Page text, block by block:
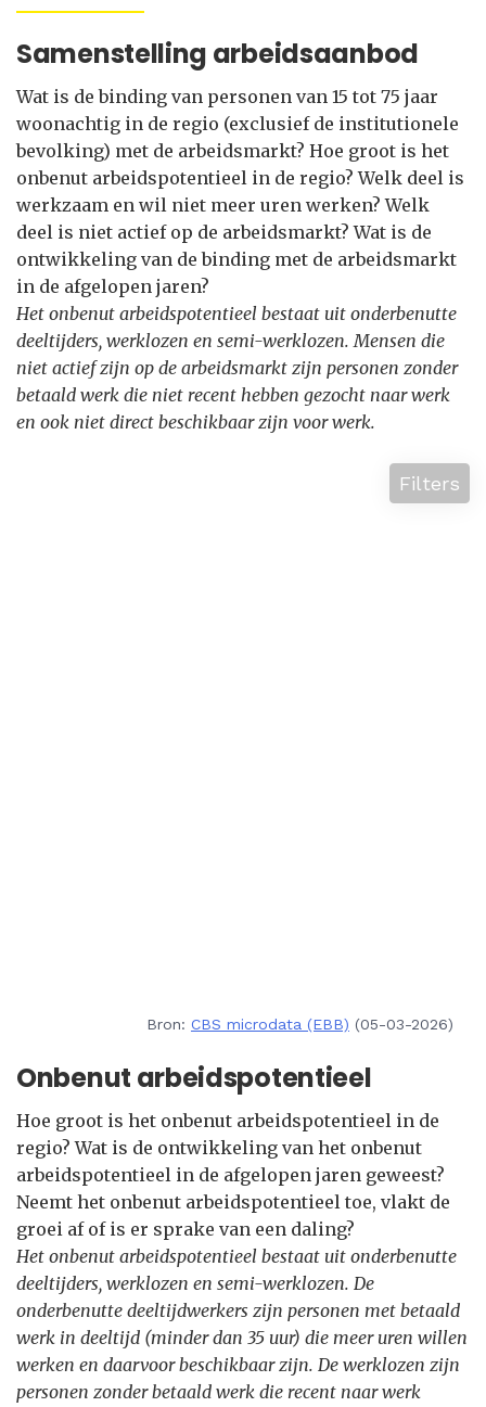
Samenstelling arbeidsaanbod
Wat is de binding van personen van 15 tot 75 jaar
woonachtig in de regio (exclusief de institutionele
bevolking) met de arbeidsmarkt? Hoe groot is het
onbenut arbeidspotentieel in de regio? Welk deel is
werkzaam en wil niet meer uren werken? Welk
deel is niet actief op de arbeidsmarkt? Wat is de
ontwikkeling van de binding met de arbeidsmarkt
in de afgelopen jaren?
Het onbenut arbeidspotentieel bestaat uit onderbenutte
deeltijders, werklozen en semi-werklozen. Mensen die
niet actief zijn op de arbeidsmarkt zijn personen zonder
betaald werk die niet recent hebben gezocht naar werk
en ook niet direct beschikbaar zijn voor werk.
Filters
Bron: CBS microdata (EBB) (05-03-2026)
Onbenut arbeidspotentieel
Hoe groot is het onbenut arbeidspotentieel in de
regio? Wat is de ontwikkeling van het onbenut
arbeidspotentieel in de afgelopen jaren geweest?
Neemt het onbenut arbeidspotentieel toe, vlakt de
groei af of is er sprake van een daling?
Het onbenut arbeidspotentieel bestaat uit onderbenutte
deeltijders, werklozen en semi-werklozen. De
onderbenutte deeltijdwerkers zijn personen met betaald
werk in deeltijd (minder dan 35 uur) die meer uren willen
werken en daarvoor beschikbaar zijn. De werklozen zijn
personen zonder betaald werk die recent naar werk